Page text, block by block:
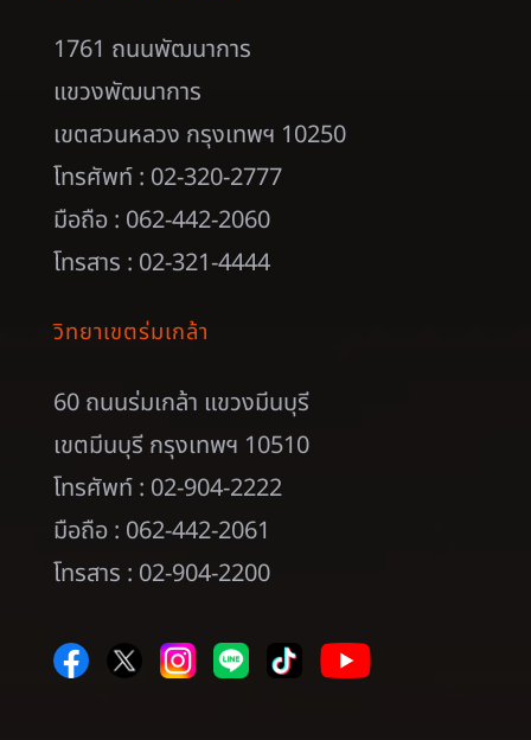
1761 ถนนพัฒนาการ
แขวงพัฒนาการ
เขตสวนหลวง กรุงเทพฯ 10250
โทรศัพท์ : 02-320-2777
มือถือ : 062-442-2060
โทรสาร : 02-321-4444
วิทยาเขตร่มเกล้า
60 ถนนร่มเกล้า แขวงมีนบุรี
เขตมีนบุรี กรุงเทพฯ 10510
โทรศัพท์ : 02-904-2222
มือถือ : 062-442-2061
โทรสาร : 02-904-2200